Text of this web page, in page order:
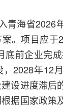
青海省2026
。项目应于
底前企业完
，2028年12
设进度滞后
据国家政策